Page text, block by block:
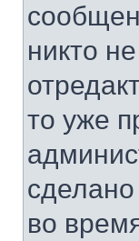
никто
то уже
во